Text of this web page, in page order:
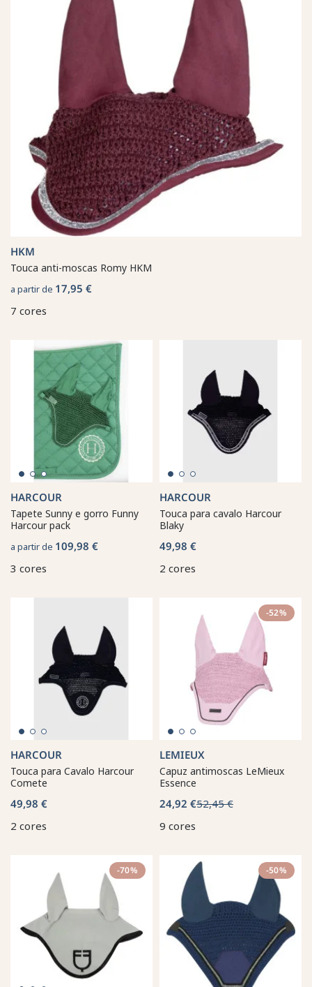
HKM
Touca anti-moscas Romy HKM
a partir de 17,95 €
7 cores
HARCOUR
Tapete Sunny e gorro Funny
Harcour pack
a partir de 109,98 €
3 cores
HARCOUR
Touca para cavalo Harcour
Blaky
49,98 €
2 cores
HARCOUR
Touca para Cavalo Harcour
Comete
49,98 €
2 cores
-52%
LEMIEUX
Capuz antimoscas LeMieux
Essence
24,92 €52,45 €
9 cores
-70% -50%